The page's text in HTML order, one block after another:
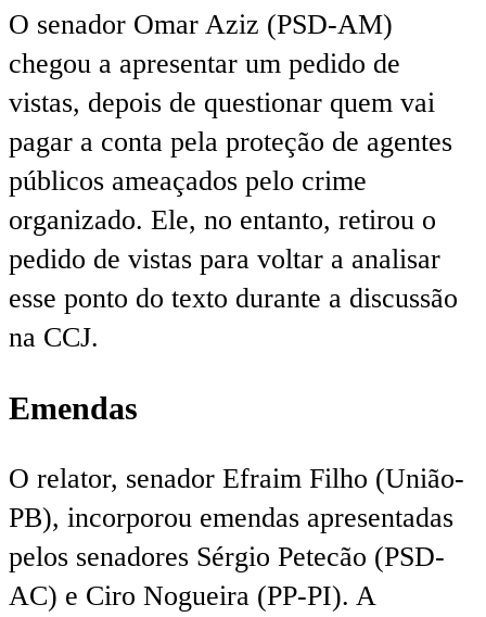
O senador Omar Aziz (PSD-AM)
chegou a apresentar um pedido de
vistas, depois de questionar quem vai
pagar a conta pela proteção de agentes
públicos ameaçados pelo crime
organizado. Ele, no entanto, retirou o
pedido de vistas para voltar a analisar
esse ponto do texto durante a discussão
na CCJ.
Emendas
O relator, senador Efraim Filho (União-
PB), incorporou emendas apresentadas
pelos senadores Sérgio Petecão (PSD-
AC) e Ciro Nogueira (PP-PI). A